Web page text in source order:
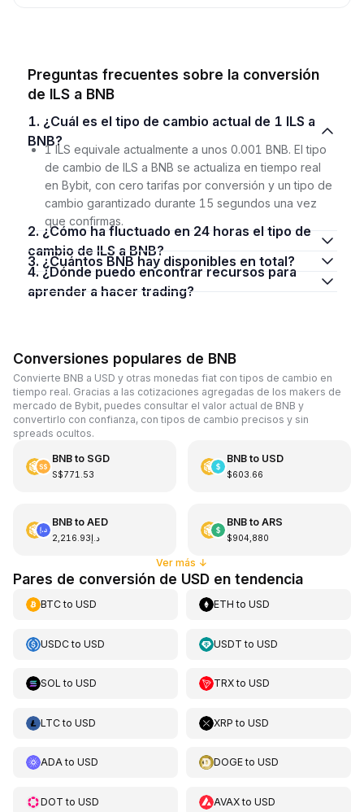
Preguntas frecuentes sobre la conversión
de ILS a BNB
1. ¿Cuál es el tipo de cambio actual de 1 ILS a
BNB?
1 ILS equivale actualmente a unos 0.001 BNB. El tipo
de cambio de ILS a BNB se actualiza en tiempo real
en Bybit, con cero tarifas por conversión y un tipo de
cambio garantizado durante 15 segundos una vez
que confirmas.
2. ¿Cómo ha fluctuado en 24 horas el tipo de
cambio de ILS a BNB?
3. ¿Cuántos BNB hay disponibles en total?
4. ¿Dónde puedo encontrar recursos para
aprender a hacer trading?
Conversiones populares de BNB
Convierte BNB a USD y otras monedas fiat con tipos de cambio en
tiempo real. Gracias a las cotizaciones agregadas de los makers de
mercado de Bybit, puedes consultar el valor actual de BNB y
convertirlo con confianza, con tipos de cambio precisos y sin
spreads ocultos.
BNBto SGD
S$771.53
BNBto USD
$603.66
BNBto AED
د.إ2,216.93
BNBto ARS
$904,880
Ver más ↓
Pares de conversión de USD en tendencia
BTCto USD ETH toUSD
USDCto USD USDT toUSD
SOL to USD TRXtoUSD
LTCto USD XRP toUSD
ADAto USD DOGEtoUSD
DOT to USD AVAXtoUSD